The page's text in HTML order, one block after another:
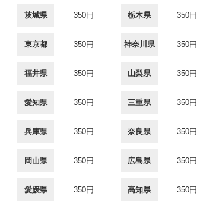
茨城県 350円 栃木県 350円
東京都 350円 神奈川県 350円
福井県 350円 山梨県 350円
愛知県 350円 三重県 350円
兵庫県 350円 奈良県 350円
岡山県 350円 広島県 350円
愛媛県 350円 高知県 350円